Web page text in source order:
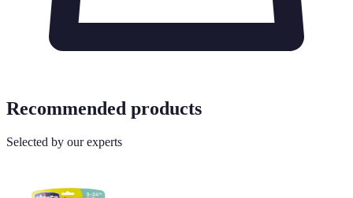
Recommended products
Selected by our experts